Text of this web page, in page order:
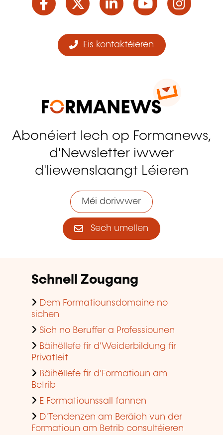
Eis kontaktéieren
Abonéiert Iech op Formanews,
d'Newsletter iwwer
d'liewenslaangt Léieren
Méi doriwwer
Sech umellen
Schnell Zougang
Dem Formatiounsdomaine no
sichen
Sich no Beruffer a Professiounen
Bäihëllefe fir d'Weiderbildung fir
Privatleit
Bäihëllefe fir d'Formatioun am
Betrib
E Formatiounssall fannen
D'Tendenzen am Beräich vun der
Formatioun am Betrib consultéieren